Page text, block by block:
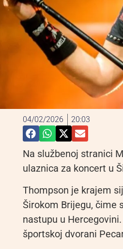
04/02/2026 20:03
Na službenoj stranici
ulaznica za koncert u
Thompson je krajem
Širokom Brijegu, čime
nastupu u
športskoj dvorani